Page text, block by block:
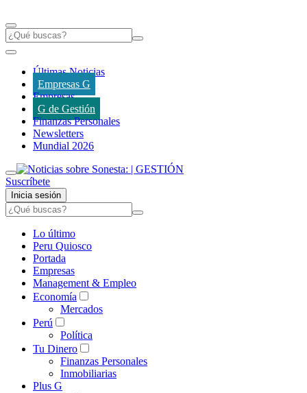
Últimas Noticias
Empresas G
Empresas
G de Gestión
Finanzas Personales
Newsletters
Mundial 2026
Suscríbete
Inicia sesión
Lo último
Peru Quiosco
Portada
Empresas
Management & Empleo
Economía
Mercados
Perú
Política
Tu Dinero
Finanzas Personales
Inmobiliarias
Plus G